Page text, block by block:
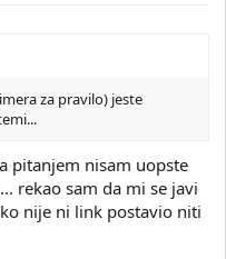
za pravilo) jeste
pitanjem nisam uopste
rekao sam da mi se javi
nije ni link postavio niti